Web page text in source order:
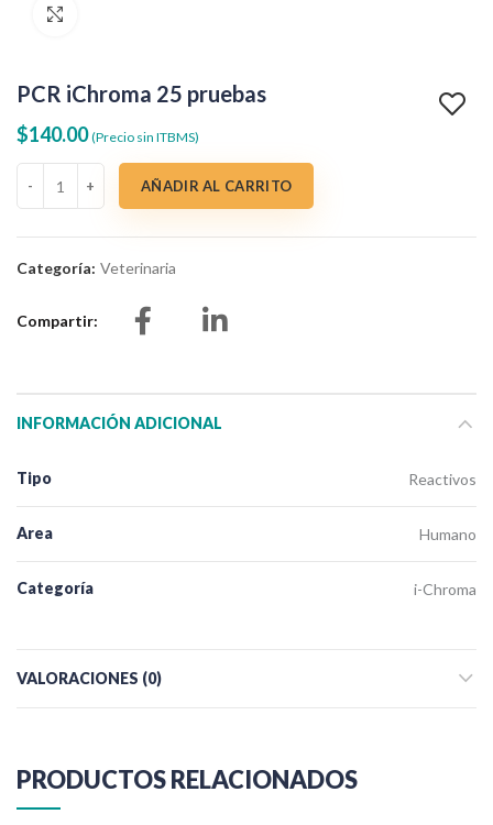
PCR iChroma 25 pruebas
$140.00 (Precio sin ITBMS)
PCR iChroma 25 pruebas cantidad
AÑADIR AL CARRITO
Categoría: Veterinaria
Compartir
INFORMACIÓN ADICIONAL
Tipo Reactivos
Area Humano
Categoría i-Chroma
VALORACIONES (0)
PRODUCTOS RELACIONADOS